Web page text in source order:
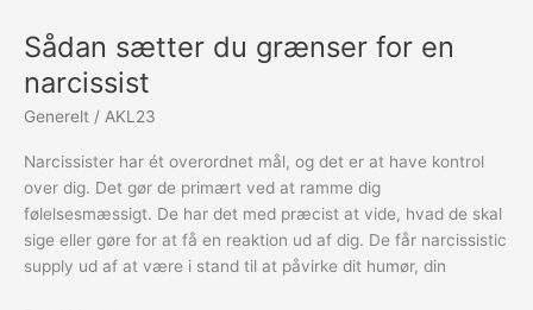
Sådan sætter du grænser for en
narcissist
Generelt / AKL23
Narcissister har ét overordnet mål, og det er at have kontrol
over dig. Det gør de primært ved at ramme dig
følelsesmæssigt. De har det med præcist at vide, hvad de skal
sige eller gøre for at få en reaktion ud af dig. De får narcissistic
supply ud af at være i stand til at påvirke dit humør, din
du
grænser
for
en